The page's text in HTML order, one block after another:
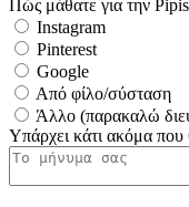
Πώς μάθατε για την
Instagram
Pinterest
Google
Από φίλο/σύσταση
Άλλο (παρακαλώ
Υπάρχει κάτι ακόμα που